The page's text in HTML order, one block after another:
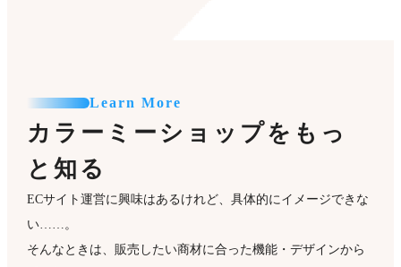
Learn More
カラーミーショップをもっ
と知る
ECサイト運営に興味はあるけれど、具体的にイメージできな
い……。
そんなときは、販売したい商材に合った機能・デザインから